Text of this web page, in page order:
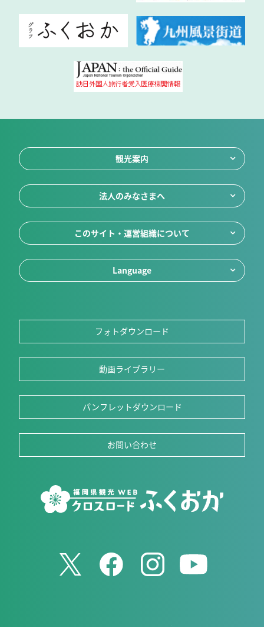
観光案内
法人のみなさまへ
このサイト・運営組織について
Language
フォトダウンロード
動画ライブラリー
パンフレットダウンロード
お問い合わせ